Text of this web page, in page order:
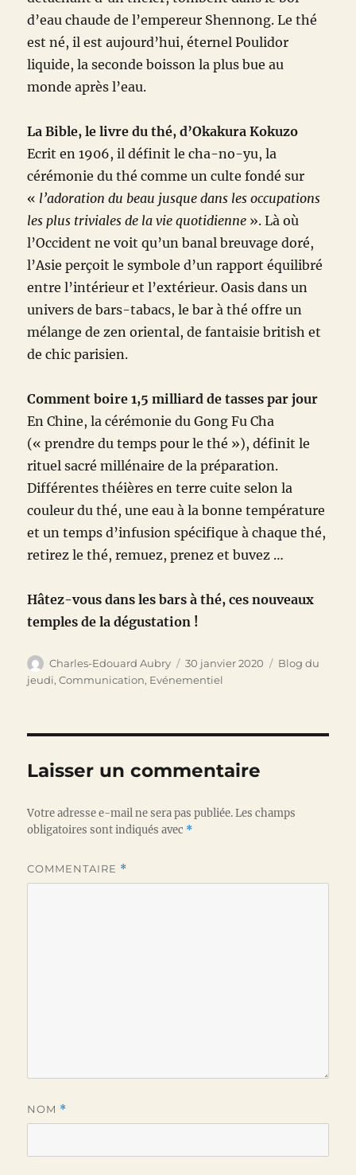
d’eau chaude de l’empereur Shennong. Le thé
est né, il est aujourd’hui, éternel Poulidor
liquide, la seconde boisson la plus bue au
monde après l’eau.
La Bible, le livre du thé, d’Okakura Kokuzo
Ecrit en 1906, il définit le cha-no-yu, la
cérémonie du thé comme un culte fondé sur
« l’adoration du beau jusque dans les occupations
les plus triviales de la vie quotidienne ». Là où
l’Occident ne voit qu’un banal breuvage doré,
l’Asie perçoit le symbole d’un rapport équilibré
entre l’intérieur et l’extérieur. Oasis dans un
univers de bars-tabacs, le bar à thé offre un
mélange de zen oriental, de fantaisie british et
de chic parisien.
Comment boire 1,5 milliard de tasses par jour
En Chine, la cérémonie du Gong Fu Cha
(« prendre du temps pour le thé »), définit le
rituel sacré millénaire de la préparation.
Différentes théières en terre cuite selon la
couleur du thé, une eau à la bonne température
et un temps d’infusion spécifique à chaque thé,
retirez le thé, remuez, prenez et buvez …
Hâtez-vous dans les bars à thé, ces nouveaux
temples de la dégustation !
Auteur
Charles-Edouard Aubry
Publié
le
30 janvier 2020 Catégories
Blog du
jeudi,Communication, Evénementiel
Laisser un commentaire
Votre adresse e-mail ne sera pas publiée. Les champs
obligatoires sont indiqués avec *
COMMENTAIRE *
NOM *